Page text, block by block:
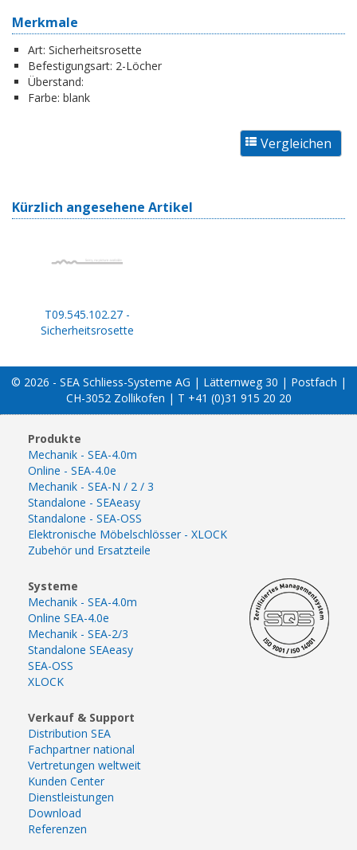
Merkmale
Art: Sicherheitsrosette
Befestigungsart: 2-Löcher
Überstand:
Farbe: blank
Kürzlich angesehene Artikel
T09.545.102.27 -
Sicherheitsrosette
© 2026 - SEA Schliess-Systeme AG | Lätternweg 30 | Postfach |
CH-3052 Zollikofen | T +41 (0)31 915 20 20
Produkte
Mechanik - SEA-4.0m
Online - SEA-4.0e
Mechanik - SEA-N / 2 / 3
Standalone - SEAeasy
Standalone - SEA-OSS
Elektronische Möbelschlösser - XLOCK
Zubehör und Ersatzteile
Systeme
Mechanik - SEA-4.0m
Online SEA-4.0e
Mechanik - SEA-2/3
Standalone SEAeasy
SEA-OSS
XLOCK
Verkauf & Support
Distribution SEA
Fachpartner national
Vertretungen weltweit
Kunden Center
Dienstleistungen
Download
Referenzen